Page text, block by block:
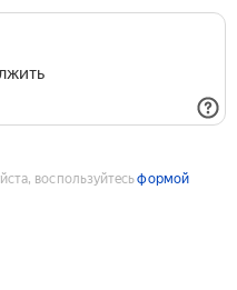
воспользуйтесьформой